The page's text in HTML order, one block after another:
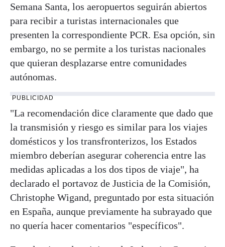
Semana Santa, los aeropuertos seguirán abiertos
para recibir a turistas internacionales que
presenten la correspondiente PCR. Esa opción, sin
embargo, no se permite a los turistas nacionales
que quieran desplazarse entre comunidades
autónomas.
PUBLICIDAD
"La recomendación dice claramente que dado que
la transmisión y riesgo es similar para los viajes
domésticos y los transfronterizos, los Estados
miembro deberían asegurar coherencia entre las
medidas aplicadas a los dos tipos de viaje", ha
declarado el portavoz de Justicia de la Comisión,
Christophe Wigand, preguntado por esta situación
en España, aunque previamente ha subrayado que
no quería hacer comentarios "específicos".